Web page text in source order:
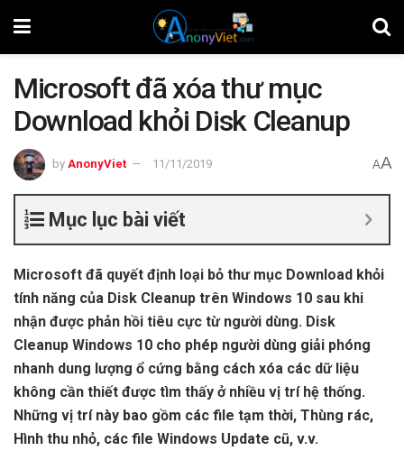
Microsoft đã xóa thư mục
Download khỏi Disk Cleanup
by AnonyViet 11/11/2019 AA
Mục lục bài viết
Microsoft đã quyết định loại bỏ thư mục Download khỏi
tính năng của Disk Cleanup trên Windows 10 sau khi
nhận được phản hồi tiêu cực từ người dùng. Disk
Cleanup Windows 10 cho phép người dùng giải phóng
nhanh dung lượng ổ cứng bằng cách xóa các dữ liệu
không cần thiết được tìm thấy ở nhiều vị trí hệ thống.
Những vị trí này bao gồm các file tạm thời, Thùng rác,
Hình thu nhỏ, các file Windows Update cũ, v.v.